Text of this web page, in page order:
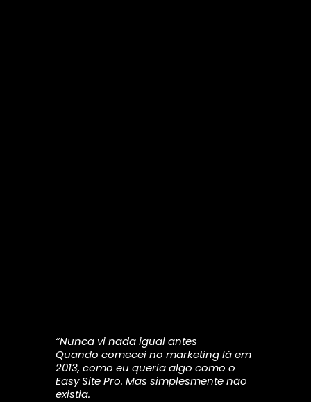
“Nunca vi nada igual antes
Quando comecei no marketing lá em
2013, como eu queria algo como o
Easy Site Pro. Mas simplesmente não
existia.